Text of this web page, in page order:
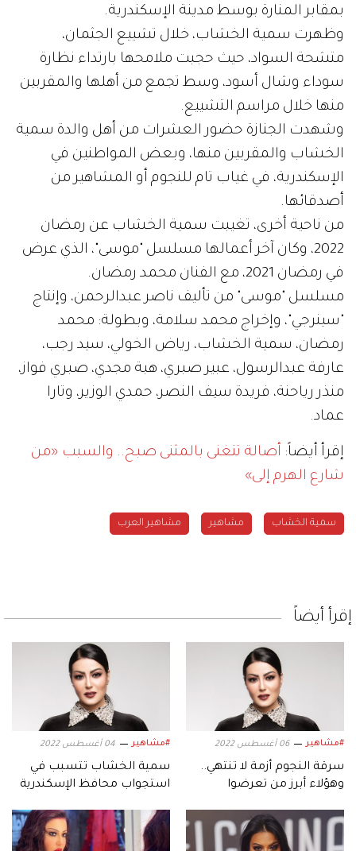
بمقابر المنارة بوسط مدينة الإسكندرية.
وظهرت سمية الخشاب، خلال تشييع الجثمان،
متشحة السواد، حيث حجبت ملامحها بارتداء نظارة
سوداء وشال أسود، وسط تجمع من أهلها والمقربين
منها خلال مراسم التشييع.
وشهدت الجنازة حضور العشرات من أهل والدة سمية
الخشاب والمقربين منها، وبعض المواطنين في
الإسكندرية، في غياب تام للنجوم أو المشاهير من
أصدقائها.
من ناحية أخرى، تغيبت سمية الخشاب عن رمضان
2022، وكان آخر أعمالها مسلسل "موسى"، الذي عرض
في رمضان 2021، مع الفنان محمد رمضان.
مسلسل "موسى" من تأليف ناصر عبدالرحمن، وإنتاج
"سينرجي"، وإخراج محمد سلامة، وبطولة: محمد
رمضان، سمية الخشاب، رياض الخولي، سيد رجب،
عارفة عبدالرسول، عبير صبري، هبة مجدي، صبري فواز،
منذر رياحنة، فريدة سيف النصر، حمدي الوزير، وتارا
عماد.
إقرأ أيضاً: أصالة تتغنى بالمثنى صبح.. والسبب «من
شارع الهرم إلى»
سمية الخشاب مشاهير مشاهير العرب
إقرأ أيضاً
#مشاهير 06 أغسطس 2022
سرقة النجوم أزمة لا تنتهي..
وهؤلاء أبرز من تعرضوا
#مشاهير 04 أغسطس 2022
سمية الخشاب تتسبب في
استجواب محافظ الإسكندرية